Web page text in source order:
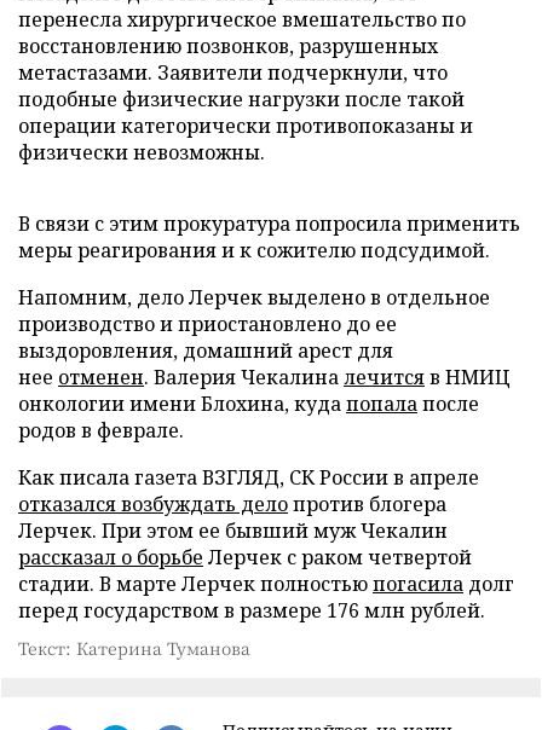
перенесла хирургическое вмешательство по
восстановлению позвонков, разрушенных
метастазами. Заявители подчеркнули, что
подобные физические нагрузки после такой
операции категорически противопоказаны и
физически невозможны.
В связи с этим прокуратура попросила применить
меры реагирования и к сожителю подсудимой.
Напомним, дело Лерчек выделено в отдельное
производство и приостановлено до ее
выздоровления, домашний арест для
нее отменен. Валерия Чекалиналечитсяв НМИЦ
онкологии имени Блохина, кудапопалапосле
родов в феврале.
Как писала газета ВЗГЛЯД, СК России в апреле
отказался возбуждать делопротив блогера
Лерчек. При этом ее бывший муж Чекалин
рассказал о борьбе Лерчек с раком четвертой
стадии. В марте Лерчек полностьюпогасила долг
перед государством в размере 176 млн рублей.
Текст: Катерина Туманова